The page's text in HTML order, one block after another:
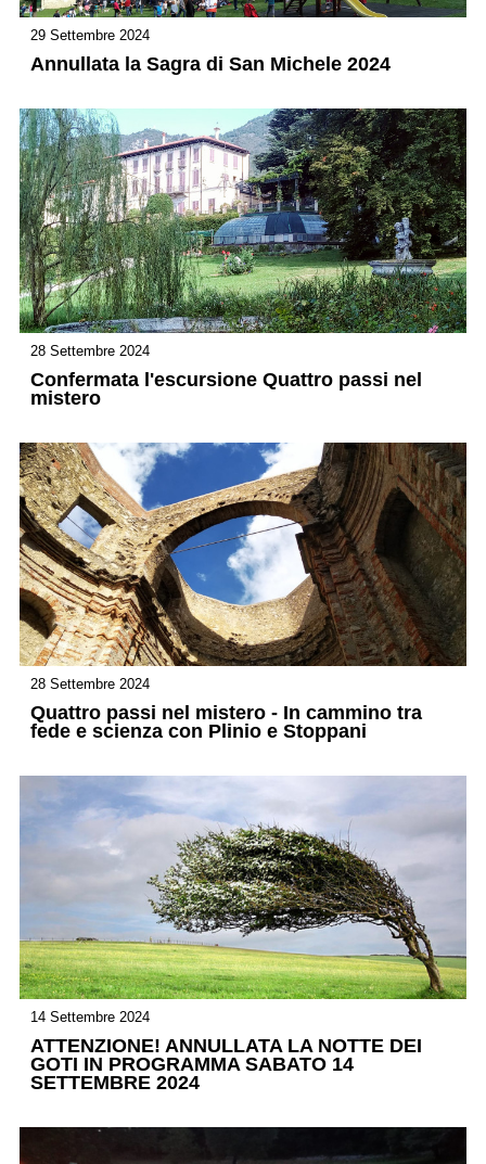
29 Settembre 2024
Annullata la Sagra di San Michele 2024
28 Settembre 2024
Confermata l'escursione Quattro passi nel
mistero
28 Settembre 2024
Quattro passi nel mistero - In cammino tra
fede e scienza con Plinio e Stoppani
14 Settembre 2024
ATTENZIONE! ANNULLATA LA NOTTE DEI
GOTI IN PROGRAMMA SABATO 14
SETTEMBRE 2024